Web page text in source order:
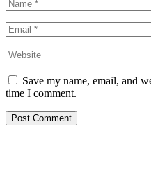
Save my name, email, and
time I comment.